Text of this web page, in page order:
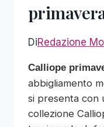
DiRedazione
Calliope
abbigliamento
si presenta con
collezione